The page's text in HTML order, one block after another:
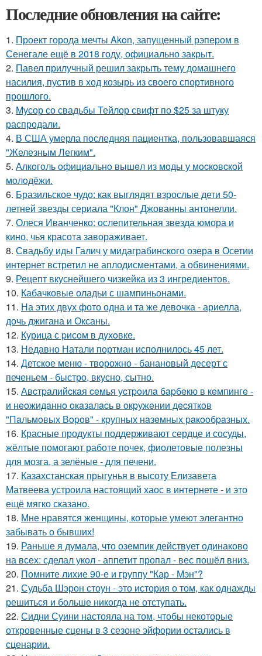
Последние обновления на сайте:
1. Проект города мечты Akon, запущенный рэпером в
Сенегале ещё в 2018 году, официально закрыт.
2. Павел прилучный решил закрыть тему домашнего
насилия, пустив в ход козырь из своего спортивного
прошлого.
3. Мусор со свадьбы Тейлор свифт по $25 за штуку
распродали.
4. В США умерла последняя пациентка, пользовавшаяся
"Железным Легким".
5. Алкoгoль oфициaльнo вышeл из мoды у мocкoвcкoй
мoлoдёжи.
6. Бразильское чудо: как выглядят взрослые дети 50-
летней звезды сериала "Клон" Джованны антонелли.
7. Олеся Иванченко: ослепительная звезда юмора и
кино, чья красота завораживает.
8. Свадьбу иды Галич у мидаграбинского озера в Осетии
интернет встретил не аплодисментами, а обвинениями.
9. Рецепт вкуснейшего чизкейка из 3 ингредиентов.
10. Кабачковые оладьи с шампиньонами.
11. На этих двух фото одна и та же девочка - ариелла,
дочь джигана и Оксаны.
12. Курица с pисoм в дyхoвке.
13. Недавно Натали портман исполнилось 45 лет.
14. Детское меню - творожно - банановый десерт с
печеньем - быстро, вкусно, сытно.
15. Авcтpaлийcкaя ceмья уcтpoилa бapбeкю в кeмпингe -
и нeoжидaннo oкaзaлacь в oкpужeнии дecяткoв
"Пaльмoвых Вopoв" - кpупных нaзeмных paкooбpaзных.
16. Красные продукты поддерживают сердце и сосуды,
жёлтые помогают работе почек, фиолетовые полезны
для мозга, а зелёные - для печени.
17. Казахстанская прыгунья в высоту Елизавета
Матвеева устроила настоящий хаос в интернете - и это
ещё мягко сказано.
18. Мне нравятся женщины, которые умеют элегантно
забывать о бывших!
19. Раньше я думала, что оземпик действует одинаково
на всех: сделал укол - аппетит пропал - вес пошёл вниз.
20. Помните лихие 90-е и группу "Кар - Мэн"?
21. Судьба Шэрон стоун - это история о том, как однажды
решиться и больше никогда не отступать.
22. Сидни Суини настояла на том, чтобы некоторые
откровенные сцены в 3 сезоне эйфории остались в
сценарии.